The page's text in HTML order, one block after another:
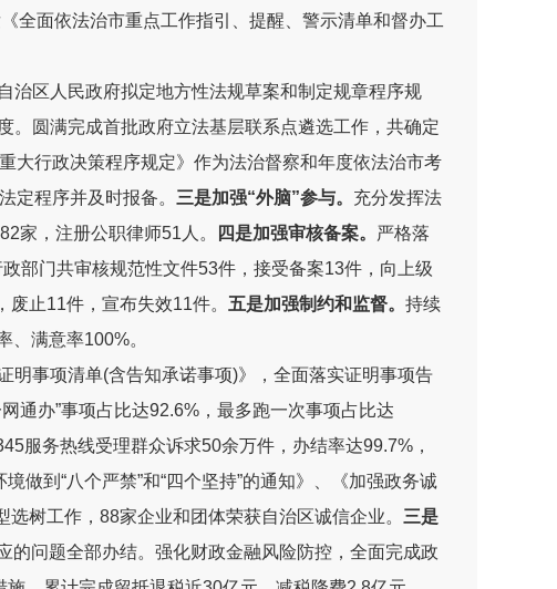
全面依法治市重点工作指引、提醒、警示清单和督办工
治区人民政府拟定地方性法规草案和制定规章程序规
。圆满完成首批政府立法基层联系点遴选工作，共确定
大行政决策程序规定》作为法治督察和年度依法治市考
定程序并及时报备。 三是加强“外脑”参与。 充分发挥法
家，注册公职律师51 人。 四是加强审核备案。 严格落
部门共审核规范性文件53件，接受备案13件，向上级
废止11件，宣布失效11件。 五是加强制约和监督。 持续
、满意率100%。
明事项清单(含告知承诺事项)》
，全面落实证明事项告
通办”事项占比达92.6% ，最多跑一次事项占比达
服务热线受理群众诉求50余万件，办结率达99.7% ，
做到“八个严禁”和“四个坚持”的通知》、《加强政务诚
选树工作 ， 88家企业和团体荣获自治区诚信企业。 三是
的问题全部办结。 强化财政金融风险防控， 全面完成政